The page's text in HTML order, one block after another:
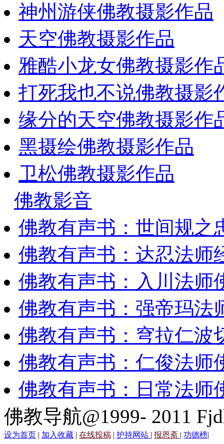
神州游侠佛教摄影作品
天空佛教摄影作品
雅酷小龙女佛教摄影作
打死我也不说佛教摄影
缘分的天空佛教摄影作
黑摄绘佛教摄影作品
卫松佛教摄影作品
佛教影音
佛教有声书：世间规
佛教有声书：达忍法师
佛教有声书：入川法师
佛教有声书：强帝玛法
佛教有声书：穹拉仁波
佛教有声书：仁俊法师
佛教有声书：日常法师
佛教导航@1999- 2011
设为首页 | 加入收藏 | 在线投稿 | 护持网站 | 报恩斋 | 功德榜|